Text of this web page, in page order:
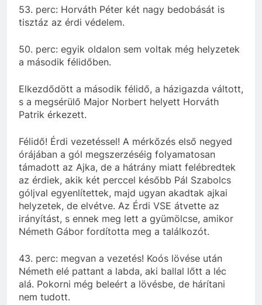
53. perc: Horváth Péter két nagy bedobását is
tisztáz az érdi védelem.
50. perc: egyik oldalon sem voltak még helyzetek
a második félidőben.
Elkezdődött a második félidő, a házigazda váltott,
s a megsérülő Major Norbert helyett Horváth
Patrik érkezett.
Félidő! Érdi vezetéssel! A mérkőzés első negyed
órájában a gól megszerzéséig folyamatosan
támadott az Ajka, de a hátrány miatt felébredtek
az érdiek, akik két perccel később Pál Szabolcs
góljval egyenlítettek, majd ugyan akadtak ajkai
helyzetek, de elvétve. Az Érdi VSE átvette az
irányítást, s ennek meg lett a gyümölcse, amikor
Németh Gábor fordította meg a találkozót.
43. perc: megvan a vezetés! Koós lövése után
Németh elé pattant a labda, aki ballal lőtt a léc
alá. Pokorni még beleért a lövésbe, de hárítani
nem tudott.